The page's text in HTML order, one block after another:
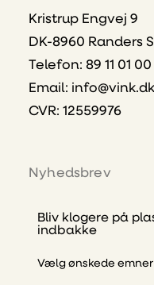
Kristrup Engvej 9
DK-8960 Randers
Telefon: 89 11 01 00
Email: info@vink.dk
CVR: 12559976
Nyhedsbrev
Bliv klogere på
indbakke
Vælg ønskede emner